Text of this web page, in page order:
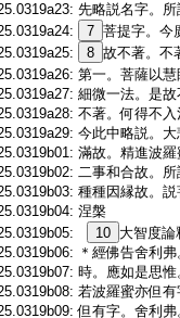
先略説名字。
7 菩提字。今
8 故不著。不
第一。菩薩以慧
細微一法。是
不著。何得不入
今此中略説。
滿故。精進波
二事和合故。
種種因縁故。
涅槃
10 大智度論
＊ 經佛告舍利
時。應如是思
若波羅蜜亦但
但有字。舍利